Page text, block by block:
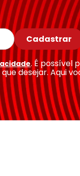
Cadastrar
. É possível
desejar. Aqui